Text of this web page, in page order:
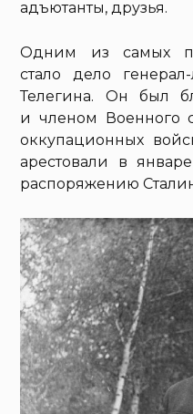
адъютанты, друзья.
Одним из самых
стало дело генерал-
Телегина. Он был
и членом Военного
оккупационных
арестовали в
распоряжению